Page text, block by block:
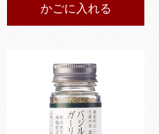
かごに入れる